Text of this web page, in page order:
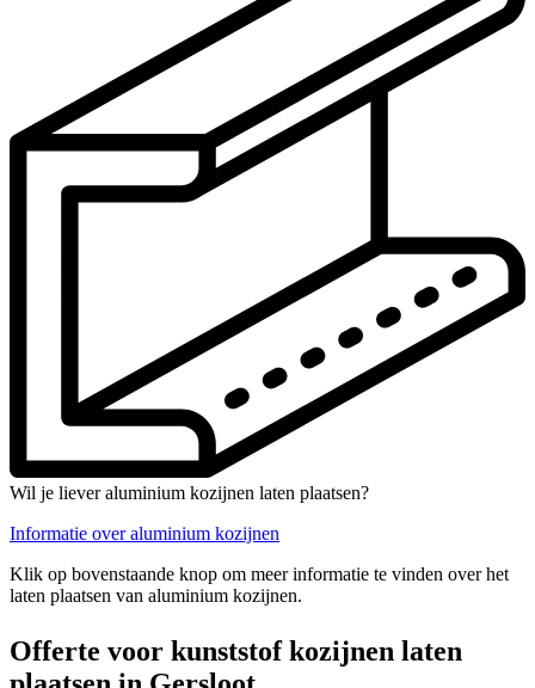
Wil je liever aluminium kozijnen laten plaatsen?
Informatie over aluminium kozijnen
Klik op bovenstaande knop om meer informatie te vinden over het
laten plaatsen van aluminium kozijnen.
Offerte voor kunststof kozijnen laten